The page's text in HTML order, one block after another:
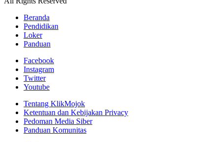
Beranda
Pendidikan
Loker
Panduan
Facebook
Instagram
Twitter
Youtube
Tentang KlikMojok
Ketentuan dan Kebijakan Privacy
Pedoman Media Siber
Panduan Komunitas